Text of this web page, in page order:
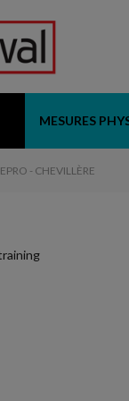
MESURES
- CHEVILLÈRE